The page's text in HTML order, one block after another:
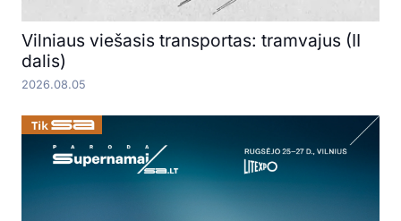
Vilniaus viešasis transportas: tramvajus (II
dalis)
2026.08.05